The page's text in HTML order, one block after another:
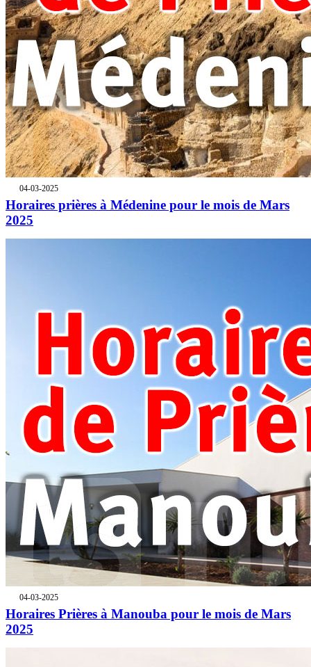
04-03-2025
Horaires prières à Médenine pour le mois de Mars
2025
04-03-2025
Horaires Prières à Manouba pour le mois de Mars
2025